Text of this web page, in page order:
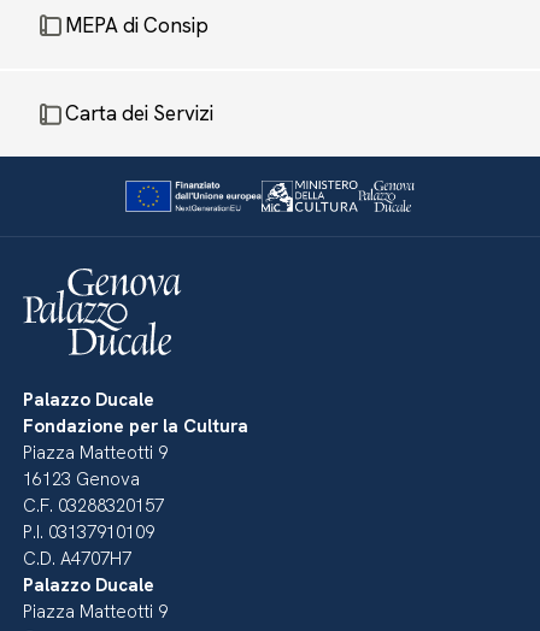
MEPA di Consip
Carta dei Servizi
Palazzo Ducale
Fondazione per la Cultura
Piazza Matteotti 9
16123 Genova
C.F. 03288320157
P.I. 03137910109
C.D. A4707H7
Palazzo Ducale
Piazza Matteotti 9